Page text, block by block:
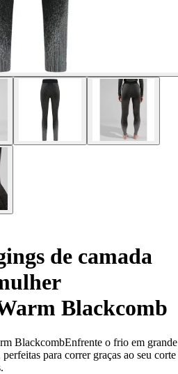
de camada
Blackcomb
BlackcombEnfrente o frio em grande
para correr graças ao seu corte